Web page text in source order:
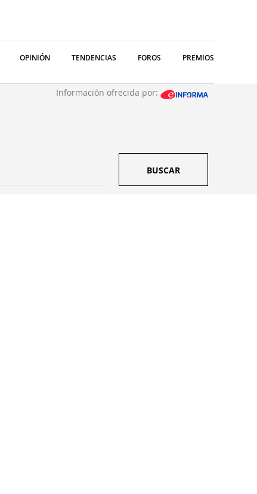
OPINIÓN TENDENCIAS FOROS PREMIOS
Información ofrecida por:
BUSCAR